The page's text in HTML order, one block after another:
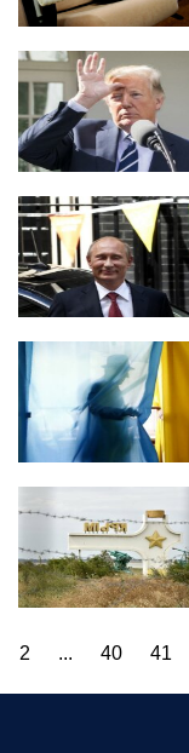
2 ... 40 41